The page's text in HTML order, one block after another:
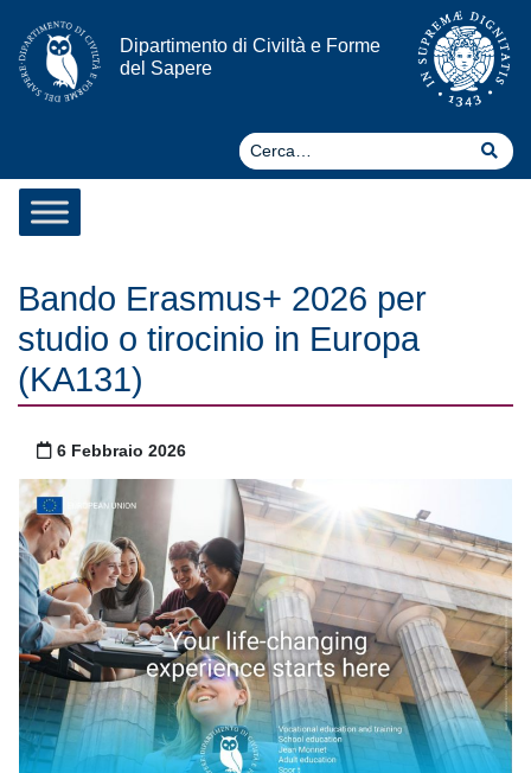
Vai al contenuto
Dipartimento di Civiltà e Forme
del Sapere
Bando Erasmus+ 2026 per
studio o tirocinio in Europa
(KA131)
Pubblicato il
6 Febbraio 2026